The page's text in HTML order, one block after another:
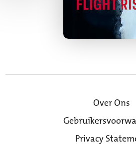
Over Ons
Privacy